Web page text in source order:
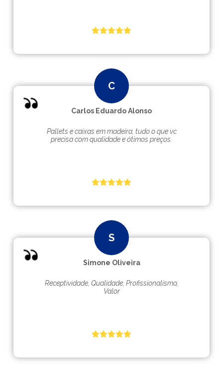
Carlos Eduardo Alonso
Pallets e caixas em madeira, tudo o que vc
precisa com qualidade e ótimos preços.
Simone Oliveira
Receptividade, Qualidade, Profissionalismo,
Valor